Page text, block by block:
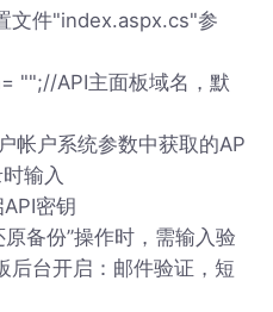
文件"index.aspx.cs"参
"";//API主面板域名，默
户系统参数中获取的AP
输入
密钥
备份”操作时，需输入验
后台开启：邮件验证，短